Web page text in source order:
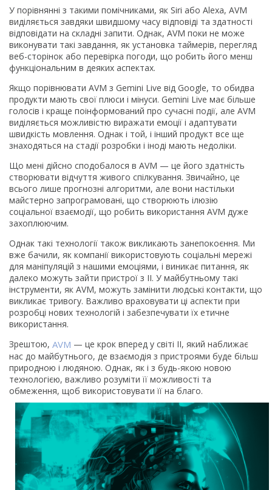
У порівнянні з такими помічниками, як Siri або Alexa, AVM
виділяється завдяки швидшому часу відповіді та здатності
відповідати на складні запити. Однак, AVM поки не може
виконувати такі завдання, як установка таймерів, перегляд
веб-сторінок або перевірка погоди, що робить його менш
функціональним в деяких аспектах.
Якщо порівнювати AVM з Gemini Live від Google, то обидва
продукти мають свої плюси і мінуси. Gemini Live має більше
голосів і краще поінформований про сучасні події, але AVM
виділяється можливістю виражати емоції і адаптувати
швидкість мовлення. Однак і той, і інший продукт все ще
знаходяться на стадії розробки і іноді мають недоліки.
Що мені дійсно сподобалося в AVM — це його здатність
створювати відчуття живого спілкування. Звичайно, це
всього лише прогнозні алгоритми, але вони настільки
майстерно запрограмовані, що створюють ілюзію
соціальної взаємодії, що робить використання AVM дуже
захоплюючим.
Однак такі технології також викликають занепокоєння. Ми
вже бачили, як компанії використовують соціальні мережі
для маніпуляцій з нашими емоціями, і виникає питання, як
далеко можуть зайти пристрої з ІІ. У майбутньому такі
інструменти, як AVM, можуть замінити людські контакти, що
викликає тривогу. Важливо враховувати ці аспекти при
розробці нових технологій і забезпечувати їх етичне
використання.
Зрештою, AVM — це крок вперед у світі ІІ, який наближає
нас до майбутнього, де взаємодія з пристроями буде більш
природною і людяною. Однак, як і з будь-якою новою
технологією, важливо розуміти її можливості та
обмеження, щоб використовувати її на благо.